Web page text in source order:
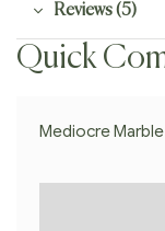
Reviews (5)
Quick
Mediocre